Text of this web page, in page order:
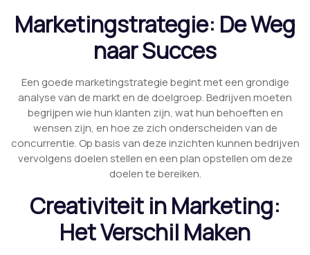
Marketingstrategie: De Weg
naar Succes
Een goede marketingstrategie begint met een grondige
analyse van de markt en de doelgroep. Bedrijven moeten
begrijpen wie hun klanten zijn, wat hun behoeften en
wensen zijn, en hoe ze zich onderscheiden van de
concurrentie. Op basis van deze inzichten kunnen bedrijven
vervolgens doelen stellen en een plan opstellen om deze
doelen te bereiken.
Creativiteit in Marketing:
Het Verschil Maken